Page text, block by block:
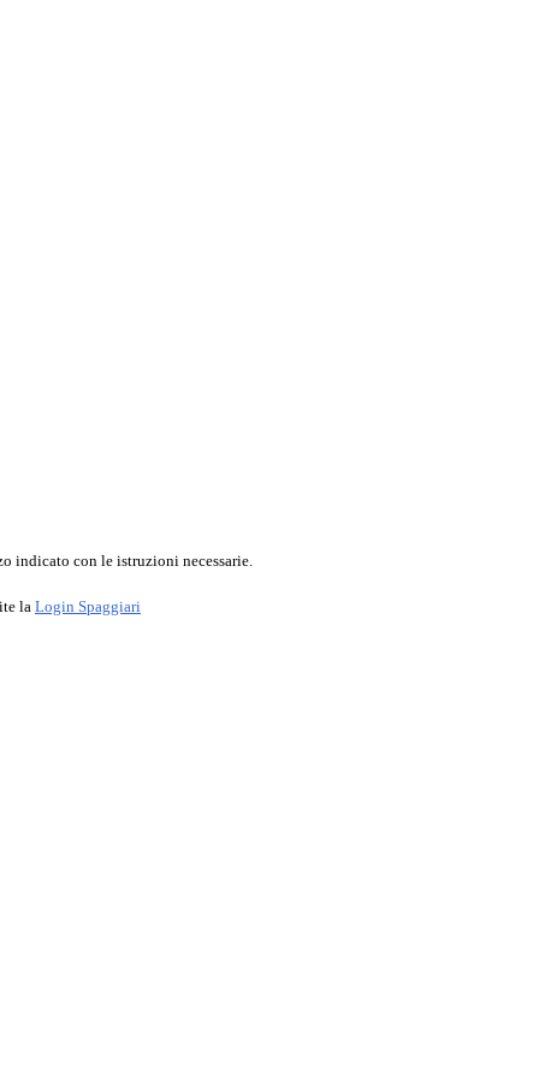
indicato con le istruzioni necessarie.
la Login Spaggiari